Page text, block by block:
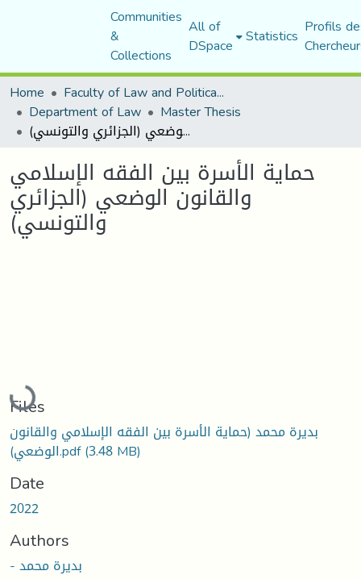
Communities
&
Collections
All of
DSpace Statistics Profils
Home
Faculty of Law and Political Science
Department of Law Master Thesis
حماية الأسرة بين الفقه الإسلامي والقانون الوضعي (الجزائري والتونسي)
حماية الأسرة بين الفقه الإسلامي
والقانون الوضعي (الجزائري
والتونسي)
Loading...
Files
بديرة محمد (حماية الأسرة بين الفقه الإسلامي والقانون
الوضعي).pdf(3.48 MB)
Date
2022
Authors
- بديرة محمد